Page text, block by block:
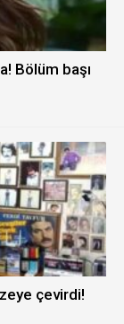
Bölüm başı
çevirdi!